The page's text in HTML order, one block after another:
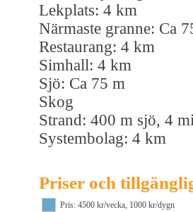
Lekplats: 4 km
Närmaste granne: Ca
Restaurang: 4 km
Simhall: 4 km
Sjö: Ca 75 m
Skog
Strand: 400 m sjö, 4
Systembolag: 4 km
Priser och
Pris: 4500 kr/vecka, 1000 kr/dygn